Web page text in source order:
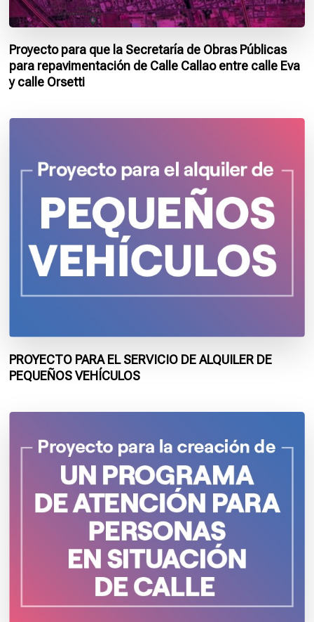
Proyecto para que la Secretaría de Obras Públicas
para repavimentación de Calle Callao entre calle Eva
y calle Orsetti
PROYECTO PARA EL SERVICIO DE ALQUILER DE
PEQUEÑOS VEHÍCULOS